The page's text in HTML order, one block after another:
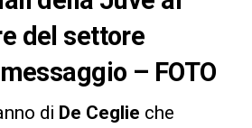
del settore
– FOTO
di De Ceglie che